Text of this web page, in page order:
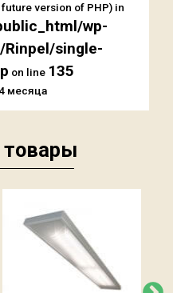
version of PHP) in
wp-
single-
on line 135
месяца